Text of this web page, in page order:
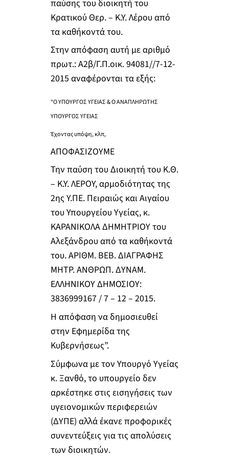
παύσης του διοικητή του
Κρατικού Θερ. – Κ.Υ. Λέρου από
τα καθήκοντά του.
Στην απόφαση αυτή με αριθμό
πρωτ.: Α2β/Γ.Π.οικ. 94081//7-12-
2015 αναφέρονται τα εξής:
“Ο ΥΠΟΥΡΓΟΣ ΥΓΕΙΑΣ & Ο ΑΝΑΠΛΗΡΩΤΗΣ
ΥΠΟΥΡΓΟΣ ΥΓΕΙΑΣ
Έχοντας υπόψη, κλπ,
ΑΠΟΦΑΣΙΖΟΥΜΕ
Την παύση του Διοικητή του Κ.Θ.
– Κ.Υ. ΛΕΡΟΥ, αρμοδιότητας της
2ης Υ.ΠΕ. Πειραιώς και Αιγαίου
του Υπουργείου Υγείας, κ.
ΚΑΡΑΝΙΚΟΛΑ ΔΗΜΗΤΡΙΟΥ του
Αλεξάνδρου από τα καθήκοντά
του. ΑΡΙΘΜ. ΒΕΒ. ΔΙΑΓΡΑΦΗΣ
ΜΗΤΡ. ΑΝΘΡΩΠ. ΔΥΝΑΜ.
ΕΛΛΗΝΙΚΟΥ ΔΗΜΟΣΙΟΥ:
3836999167 / 7 – 12 – 2015.
Η απόφαση να δημοσιευθεί
στην Εφημερίδα της
Κυβερνήσεως”.
Σύμφωνα με τον Υπουργό Υγείας
κ. Ξανθό, το υπουργείο δεν
αρκέστηκε στις εισηγήσεις των
υγειονομικών περιφερειών
(ΔΥΠΕ) αλλά έκανε προφορικές
συνεντεύξεις για τις απολύσεις
των διοικητών.